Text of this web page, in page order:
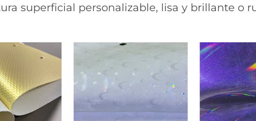
superficial personalizable, lisa y brillante o